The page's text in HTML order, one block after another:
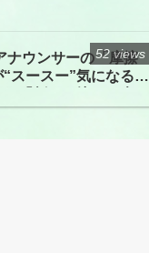
ナウンサーの「摩擦
スースー”気になる指
。聴きづらい」
52 views